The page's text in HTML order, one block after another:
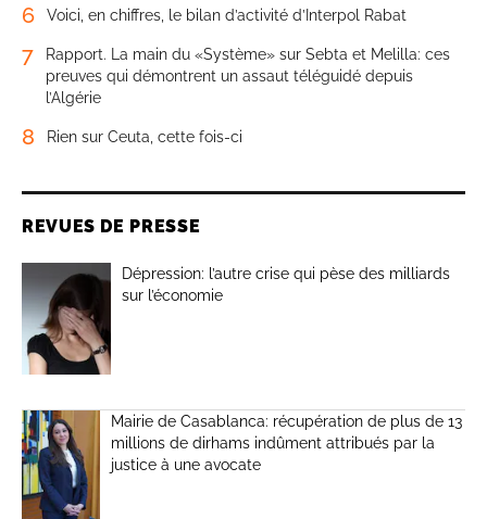
6 Voici, en chiffres, le bilan d’activité d’Interpol Rabat
7
Rapport. La main du «Système» sur Sebta et Melilla: ces
preuves qui démontrent un assaut téléguidé depuis
l’Algérie
8 Rien sur Ceuta, cette fois-ci
REVUES DE PRESSE
Dépression: l’autre crise qui pèse des milliards
sur l’économie
Mairie de Casablanca: récupération de plus de 13
millions de dirhams indûment attribués par la
justice à une avocate